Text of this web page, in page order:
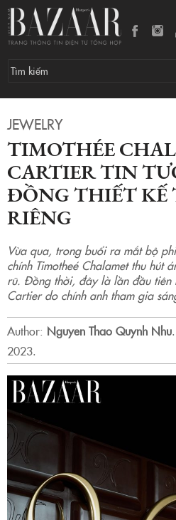
JEWELRY
TIMOTHÉE
CARTIER TIN
ĐỒNG THIẾT KẾ
RIÊNG
Vừa qua, trong buổi ra mắt bộ
chính Timotheé Chalamet thu hút
rũ. Đồng thời, đây là lần đầu tiên
Cartier do chính anh tham gia
Author: Nguyen Thao Quynh Nhu.
2023.